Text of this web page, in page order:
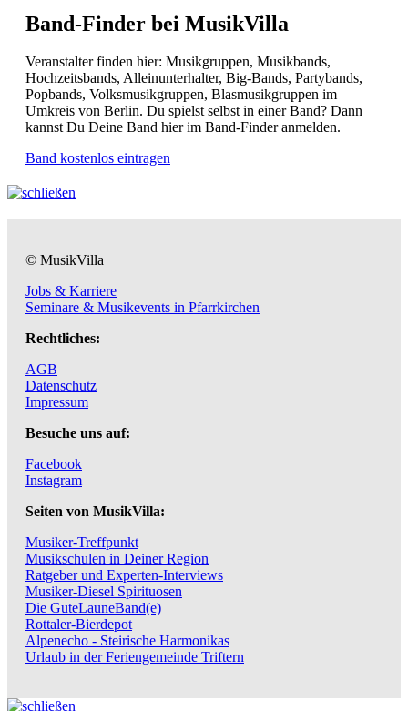
Band-Finder bei MusikVilla
Veranstalter finden hier: Musikgruppen, Musikbands,
Hochzeitsbands, Alleinunterhalter, Big-Bands, Partybands,
Popbands, Volksmusikgruppen, Blasmusikgruppen im
Umkreis von Berlin. Du spielst selbst in einer Band? Dann
kannst Du Deine Band hier im Band-Finder anmelden.
Band kostenlos eintragen
© MusikVilla
Jobs & Karriere
Seminare & Musikevents in Pfarrkirchen
Rechtliches:
AGB
Datenschutz
Impressum
Besuche uns auf:
Facebook
Instagram
Seiten von MusikVilla:
Musiker-Treffpunkt
Musikschulen in Deiner Region
Ratgeber und Experten-Interviews
Musiker-Diesel Spirituosen
Die GuteLauneBand(e)
Rottaler-Bierdepot
Alpenecho - Steirische Harmonikas
Urlaub in der Feriengemeinde Triftern